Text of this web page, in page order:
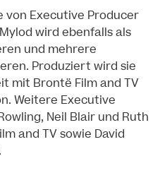
von Executive Producer
wird ebenfalls als
und mehrere
Produziert wird sie
mit Brontë Film and TV
Weitere Executive
Neil Blair und Ruth
and TV sowie David